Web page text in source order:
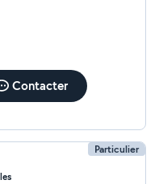
Contacter
Particulier